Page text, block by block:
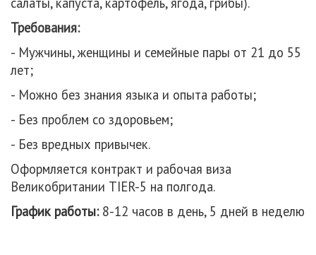
Требования:
- Мужчины, женщины и семейные пары от 21 до 55
лет;
- Можно без знания языка и опыта работы;
- Без проблем со здоровьем;
- Без вредных привычек.
Оформляется контракт и рабочая виза
Великобритании TIER-5 на полгода.
График работы:8-12 часов в день, 5 дней в неделю